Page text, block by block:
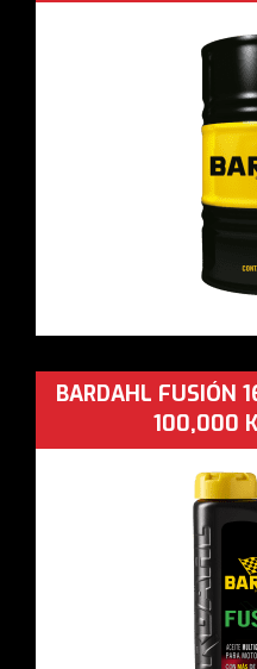
BARDAHL FUSIÓN
100,000